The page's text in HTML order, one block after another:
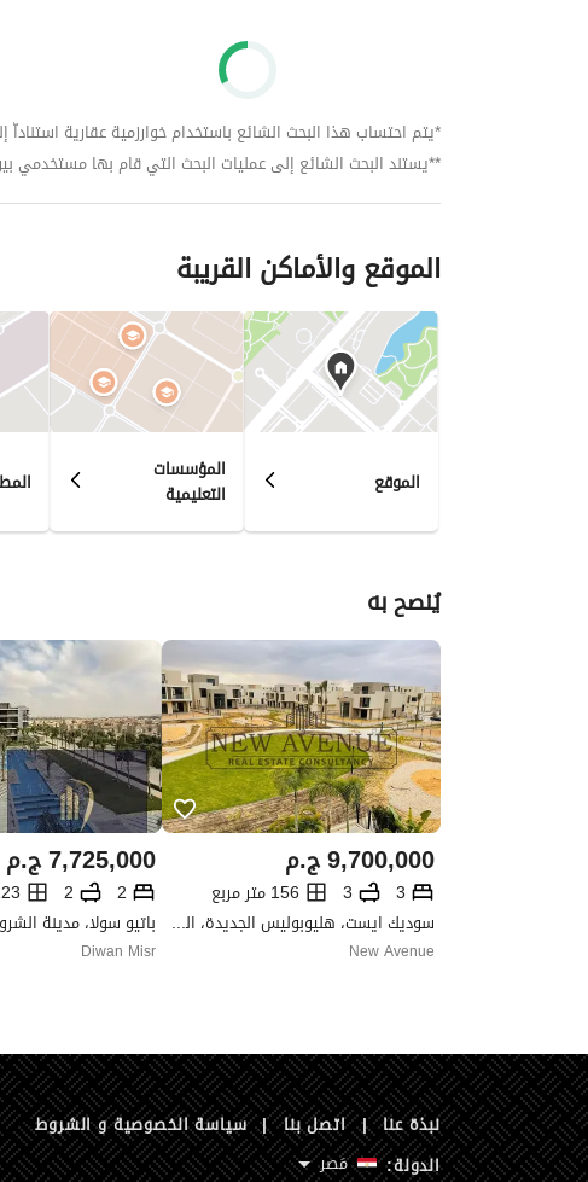
*يتم احتساب هذا البحث الشائع باستخدام خوارزمية عقارية استناداّ
**يستند البحث الشائع إلى عمليات البحث التي قام بها مستخدمي بيوت
الموقع والأماكن القريبة
الموقع المؤسسات
التعليمية
يُنصح به
ج.م9,700,000
3
3
156 متر مربع
سوديك ايست، هليوبوليس الجديدة، القاهرة
New Avenue
ج.م7,725,000
2
2
123
باتيو سولا، مدينة
Diwan Misr
نبذة عنا | اتصل بنا | سياسة الخصوصية و الشروط
الدولة:
مَصر